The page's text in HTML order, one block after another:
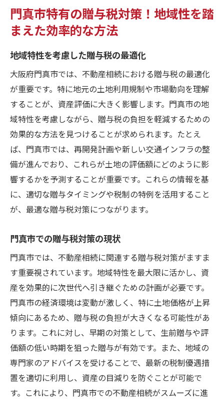
門真市特有の贈与税対策！地域性を踏
まえた効率的な方法
地域特性を考慮した贈与税の最適化
大阪府門真市では、不動産相続における贈与税の最適化
が重要です。特に地元の土地利用規制や市場動向を理解
することが、資産評価に大きく影響します。門真市の地
域特性を考慮しながら、贈与税の負担を軽減するための
効果的な方法を見つけることが求められます。たとえ
ば、門真市では、再開発計画や新しい交通インフラの整
備が進んでおり、これらが土地の評価額にどのように影
響するかを予測することが重要です。これらの情報を基
に、適切な贈与タイミングや税制の特例を活用すること
が、最適な贈与税対策につながります。
門真市での贈与税対策の現状
門真市では、不動産相続に関連する贈与税対策がますま
す重要視されています。地域特性を最大限に活かし、資
産を効果的に次世代へ引き継ぐための計画が必要です。
門真市の経済環境は変動が激しく、特に土地価格が上昇
傾向にあるため、贈与税の負担が大きくなる可能性があ
ります。これに対し、早期の対策として、生前贈与や評
価額の低い時期を狙った贈与が有効です。また、地域の
専門家のアドバイスを受けることで、最新の税制優遇措
置を適切に利用し、資産の目減りを防ぐことが可能で
す。これにより、門真市での不動産相続がスムーズに進